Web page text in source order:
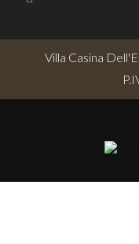
Villa Casina